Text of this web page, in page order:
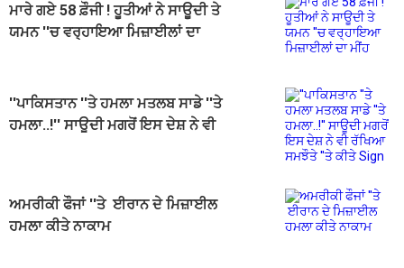
ਮਾਰੇ ਗਏ 58 ਫ਼ੌਜੀ ! ਹੂਤੀਆਂ ਨੇ ਸਾਊਦੀ ਤੇ
ਯਮਨ ''ਚ ਵਰ੍ਹਾਇਆ ਮਿਜ਼ਾਈਲਾਂ ਦਾ
''ਪਾਕਿਸਤਾਨ ''ਤੇ ਹਮਲਾ ਮਤਲਬ ਸਾਡੇ ''ਤੇ
ਹਮਲਾ..!'' ਸਾਊਦੀ ਮਗਰੋਂ ਇਸ ਦੇਸ਼ ਨੇ ਵੀ
ਅਮਰੀਕੀ ਫੌਜਾਂ ''ਤੇ ਈਰਾਨ ਦੇ ਮਿਜ਼ਾਈਲ
ਹਮਲਾ ਕੀਤੇ ਨਾਕਾਮ